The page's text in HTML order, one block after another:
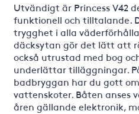
Utvändigt är Princess V42
funktionell och tilltalande.
trygghet i alla
däcksytan gör det lätt att
också utrustad med bog
underlättar tilläggningar.
badbryggan har du gott
vattenskoter. Båten anses
åren gällande elektronik,